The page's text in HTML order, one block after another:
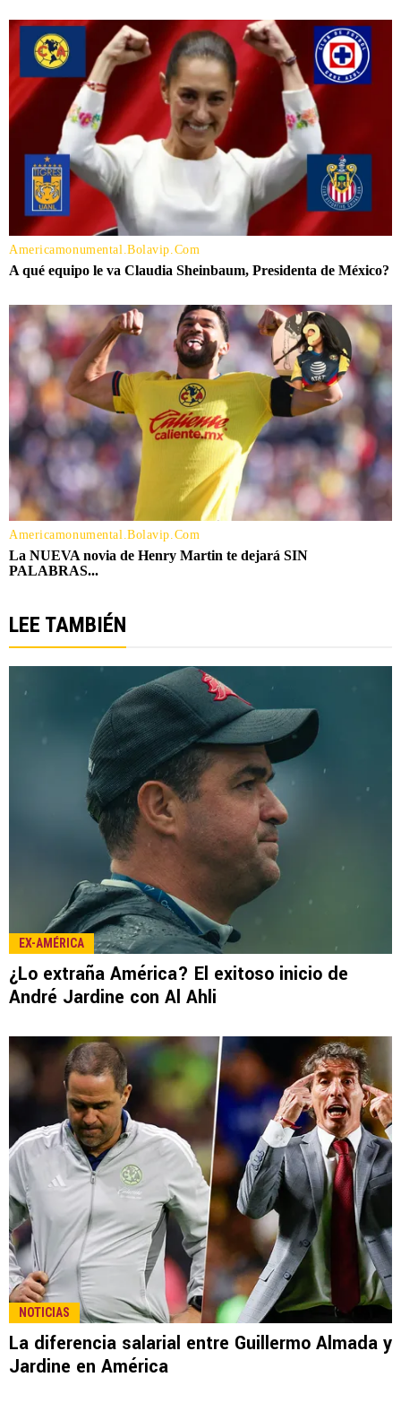
LEE TAMBIÉN
EX-AMÉRICA
¿Lo extraña América? El exitoso inicio de
André Jardine con Al Ahli
NOTICIAS
La diferencia salarial entre Guillermo Almada y
Jardine en América